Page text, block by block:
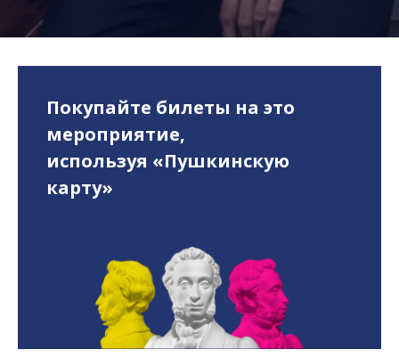
Покупайте билеты на это
мероприятие,
используя «Пушкинскую
карту»